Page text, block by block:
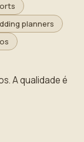
planners
A qualidade é